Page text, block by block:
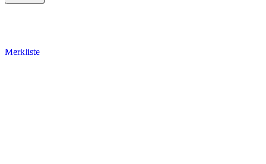
Merkliste